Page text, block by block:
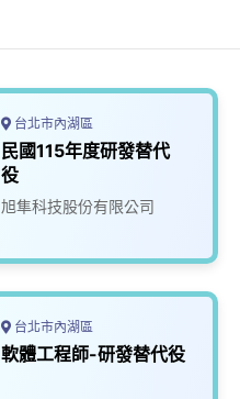
台北市內湖區
民國115年度研發替代
役
旭隼科技股份有限公司
台北市內湖區
軟體工程師-研發替代役